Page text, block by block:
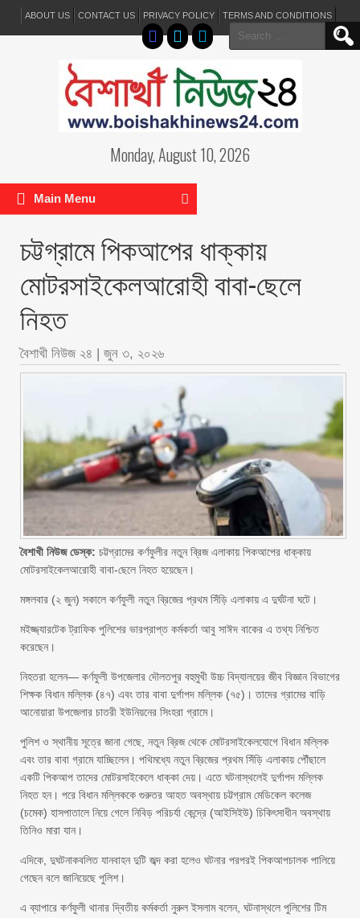
ABOUT US CONTACT US PRIVACY POLICY TERMS AND CONDITIONS
Search
for:
Monday, August 10, 2026
Main Menu
চট্টগ্রামে পিকআপের ধাক্কায়
মোটরসাইকেলআরোহী বাবা-ছেলে
নিহত
বৈশাখী নিউজ ২৪ | জুন ৩, ২০২৬
বৈশাখী নিউজ ডেস্ক: চট্টগ্রামের কর্ণফুলীর নতুন ব্রিজ এলাকায় পিকআপের ধাক্কায়
মোটরসাইকেলআরোহী বাবা-ছেলে নিহত হয়েছেন।
মঙ্গলবার (২ জুন) সকালে কর্ণফুলী নতুন ব্রিজের প্রথম সিঁড়ি এলাকায় এ দুর্ঘটনা ঘটে।
মইজ্জ্যারটেক ট্রাফিক পুলিশের ভারপ্রাপ্ত কর্মকর্তা আবু সাঈদ বাকের এ তথ্য নিশ্চিত
করেছেন।
নিহতরা হলেন— কর্ণফুলী উপজেলার দৌলতপুর বহুমুখী উচ্চ বিদ্যালয়ের জীব বিজ্ঞান বিভাগের
শিক্ষক বিধান মল্লিক (৪৭) এবং তার বাবা দুর্গাপদ মল্লিক (৭৫)। তাদের গ্রামের বাড়ি
আনোয়ারা উপজেলার চাতরী ইউনিয়নের সিংহরা গ্রামে।
পুলিশ ও স্থানীয় সূত্রে জানা গেছে, নতুন ব্রিজ থেকে মোটরসাইকেলযোগে বিধান মল্লিক
এবং তার বাবা গ্রামে যাচ্ছিলেন। পথিমধ্যে নতুন ব্রিজের প্রথম সিঁড়ি এলাকায় পৌঁছালে
একটি পিকআপ তাদের মোটরসাইকেলে ধাক্কা দেয়। এতে ঘটনাস্থলেই দুর্গাপদ মল্লিক
নিহত হন। পরে বিধান মল্লিককে গুরুতর আহত অবস্থায় চট্টগ্রাম মেডিকেল কলেজ
(চমেক) হাসপাতালে নিয়ে গেলে নিবিড় পরিচর্যা কেন্দ্রে (আইসিইউ) চিকিৎসাধীন অবস্থায়
তিনিও মারা যান।
এদিকে, দুঘটনাকবলিত যানবাহন দুটি জব্দ করা হলেও ঘটনার পরপরই পিকআপচালক পালিয়ে
গেছেন বলে জানিয়েছে পুলিশ।
এ ব্যাপারে কর্ণফুলী থানার দ্বিতীয় কর্মকর্তা নুরুল ইসলাম বলেন, ঘটনাস্থলে পুলিশের টিম